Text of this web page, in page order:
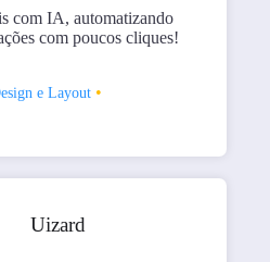
com IA, automatizando
com poucos cliques!
e Layout •
Uizard